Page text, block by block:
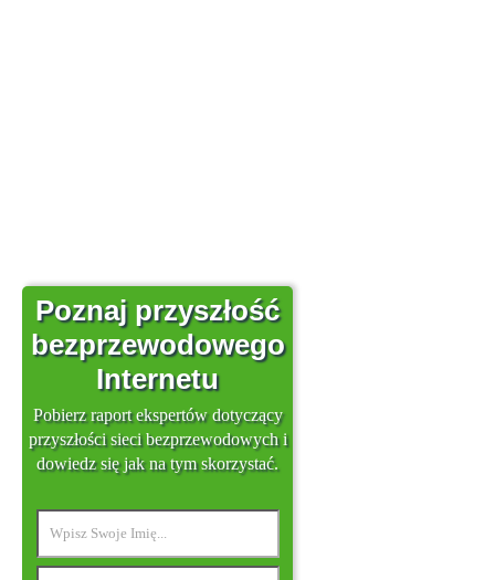
Poznaj przyszłość
bezprzewodowego
Internetu
Pobierz raport ekspertów dotyczący
przyszłości sieci bezprzewodowych i
dowiedz się jak na tym skorzystać.